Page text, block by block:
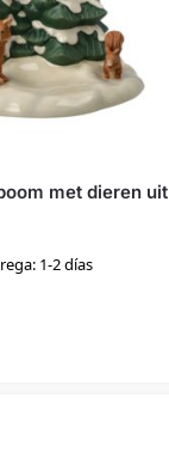
met dieren uit
1-2 días